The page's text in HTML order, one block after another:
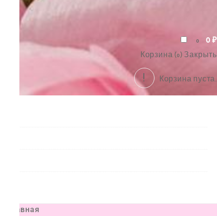
0 0₽
Корзина (0) Закрыть
Корзина пуста.
Главная